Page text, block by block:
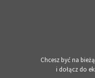
Chcesz być na
i dołącz do